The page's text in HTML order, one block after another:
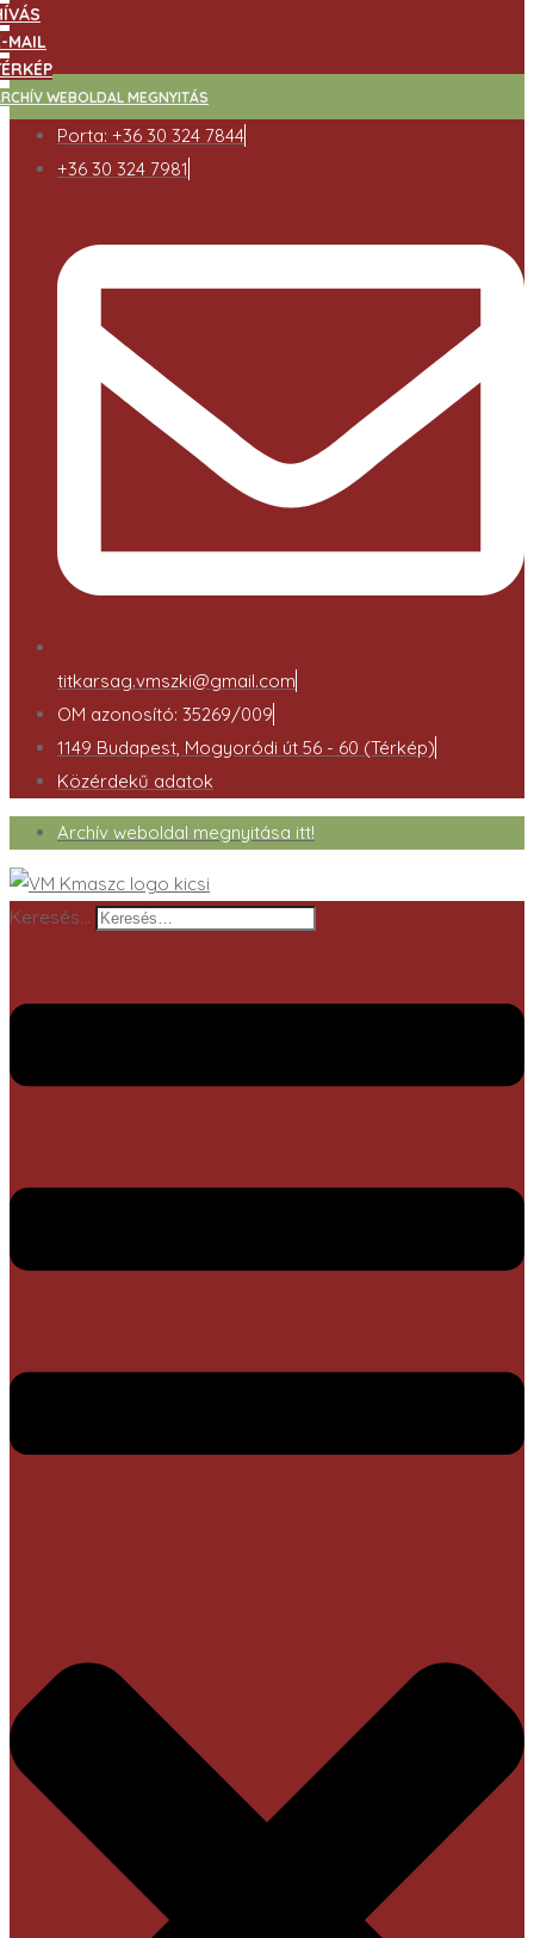
MAIL
WEBOLDAL MEGNYITÁS
Porta: +36 30 324 7844
+36 30 324 7981
titkarsag.vmszki@gmail.com
OM azonosító: 35269/009
1149 Budapest, Mogyoródi út 56 - 60 (Térkép)
Közérdekű adatok
Archív weboldal megnyitása itt!
Keresés…